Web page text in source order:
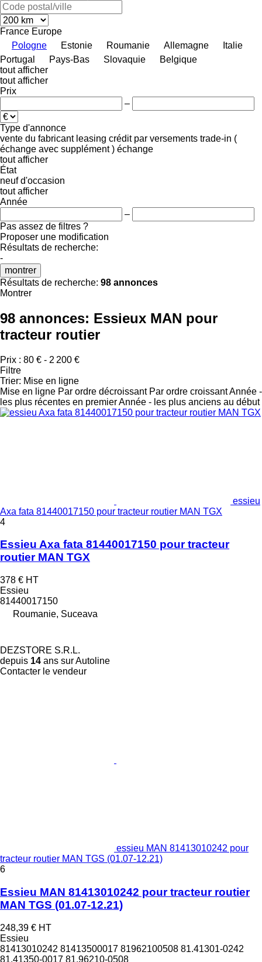
France Europe
Pologne
Estonie Roumanie Allemagne
Italie
Portugal
Pays-Bas Slovaquie
Belgique
tout afficher
tout afficher
Prix
–
Type d'annonce
vente du fabricant leasing crédit par versements trade-in (
échange avec supplément ) échange
tout afficher
État
neuf d'occasion
tout afficher
Année
–
Pas assez de filtres ?
Proposer une modification
Résultats de recherche:
-
montrer
Résultats de recherche: 98 annonces
Montrer
98 annonces: Essieux MAN pour
tracteur routier
Prix : 80 € - 2 200 €
Filtre
Trier: Mise en ligne
Mise en ligne Par ordre décroissant Par ordre croissantAnnée -
les plus récentes en premierAnnée - les plus anciens au début
essieu
Axa fata 81440017150 pour tracteur routier MAN TGX
4
Essieu Axa fata 81440017150 pour tracteur
routier MAN TGX
378 € HT
Essieu
81440017150
Roumanie, Suceava
DEZSTORE S.R.L.
depuis 14 ans sur Autoline
Contacter le vendeur
essieu MAN 81413010242 pour
tracteur routier MAN TGS (01.07-12.21)
6
Essieu MAN 81413010242 pour tracteur routier
MAN TGS (01.07-12.21)
248,39 € HT
Essieu
81413010242 81413500017 81962100508 81.41301-0242
81.41350-0017 81.96210-0508